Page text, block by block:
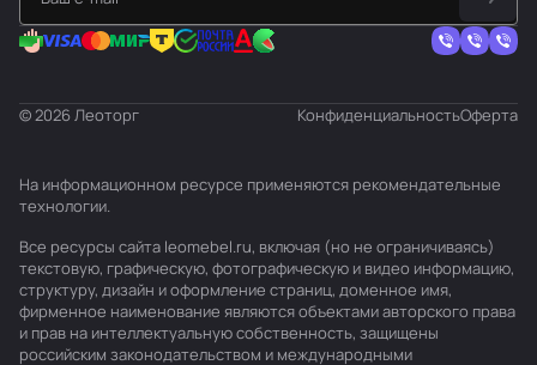
© 2026 Леоторг КонфиденциальностьОферта
На информационном ресурсе применяются рекомендательные
технологии.
Все ресурсы сайта leomebel.ru, включая (но не ограничиваясь)
текстовую, графическую, фотографическую и видео информацию,
структуру, дизайн и оформление страниц, доменное имя,
фирменное наименование являются объектами авторского права
и прав на интеллектуальную собственность, защищены
российским законодательством и международными